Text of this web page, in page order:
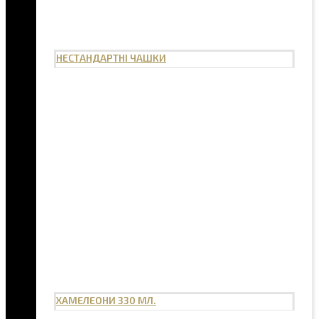
НЕСТАНДАРТНІ ЧАШКИ
ХАМЕЛЕОНИ 330 МЛ.